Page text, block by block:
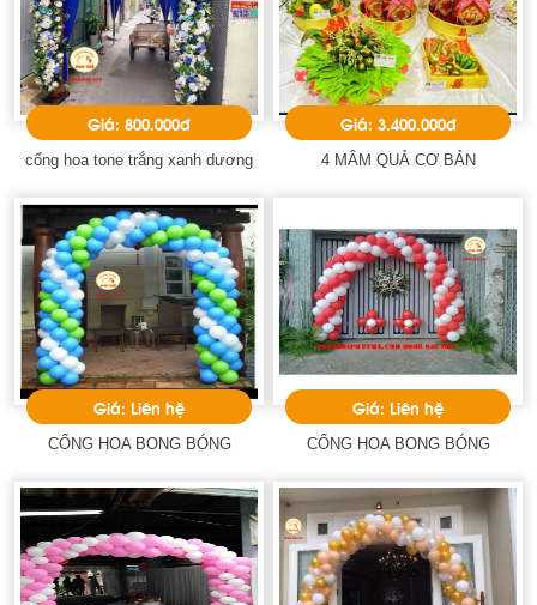
Giá: 800.000đ
cổng hoa tone trắng xanh dương
Giá: 3.400.000đ
4 MÂM QUẢ CƠ BẢN
Giá: Liên hệ
CỔNG HOA BONG BÓNG
Giá: Liên hệ
CỔNG HOA BONG BÓNG